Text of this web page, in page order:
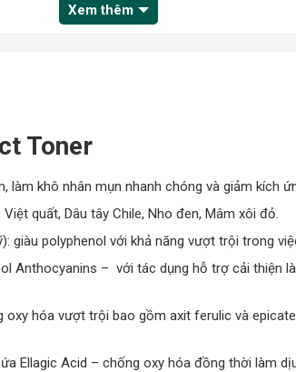
Xem thêm
Toner
khô nhân mụn nhanh chóng và giảm kích
quất, Dâu tây Chile, Nho đen, Mâm xôi đỏ.
giàu polyphenol với khả năng vượt trội trong
Anthocyanins – với tác dụng hỗ trợ cải thiện
hóa vượt trội bao gồm axit ferulic và
Ellagic Acid – chống oxy hóa đồng thời làm